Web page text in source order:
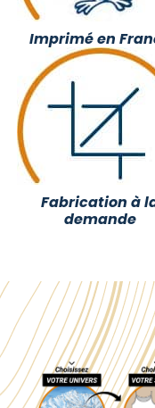
Imprimé en
Fabrication à
demande